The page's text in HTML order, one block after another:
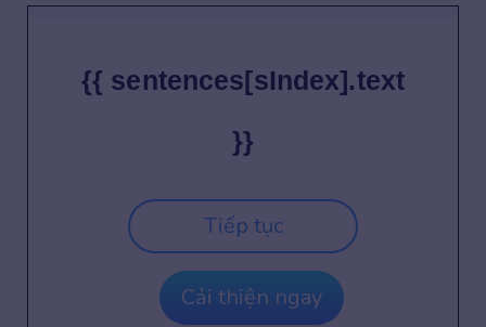
{{ sentences[sIndex].text
}}
Tiếp tục
Cải thiện ngay